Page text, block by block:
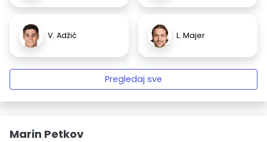
V. Adžić L. Majer
Pregledaj sve
Marin Petkov